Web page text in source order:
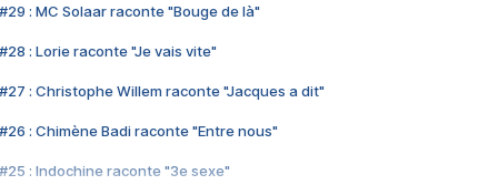
#29 : MC Solaar raconte "Bouge de là"
#28 : Lorie raconte "Je vais vite"
#27 : Christophe Willem raconte "Jacques a dit"
#26 : Chimène Badi raconte "Entre nous"
#25 : Indochine raconte "3e sexe"